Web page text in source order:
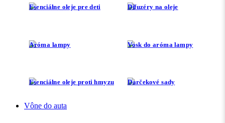
Esenciálne oleje pre deti Difuzéry na oleje
Aróma lampy Vosk do aróma lampy
Esenciálne oleje proti hmyzu Darčekové sady
Vône do auta